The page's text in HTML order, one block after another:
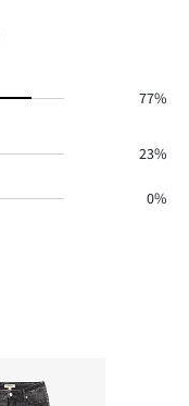
77%
23%
0%